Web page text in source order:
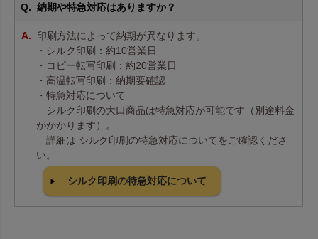
納期や特急対応はありますか？
印刷方法によって納期が異なります。
・シルク印刷：約10営業日
・コピー転写印刷：約20営業日
・高温転写印刷：納期要確認
・特急対応について
シルク印刷の大口商品は特急対応が可能です（別途料金
がかかります）。
詳細は シルク印刷の特急対応についてをご確認くださ
い。
シルク印刷の特急対応について